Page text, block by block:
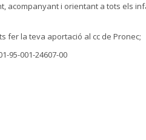
acompanyant i orientant a tots els
fer la teva aportació al cc de Pronec;
95-001-24607-00